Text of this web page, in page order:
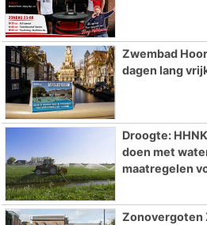
Zwembad
dagen lang
Droogte:
doen met
maatregelen
Zonovergoten